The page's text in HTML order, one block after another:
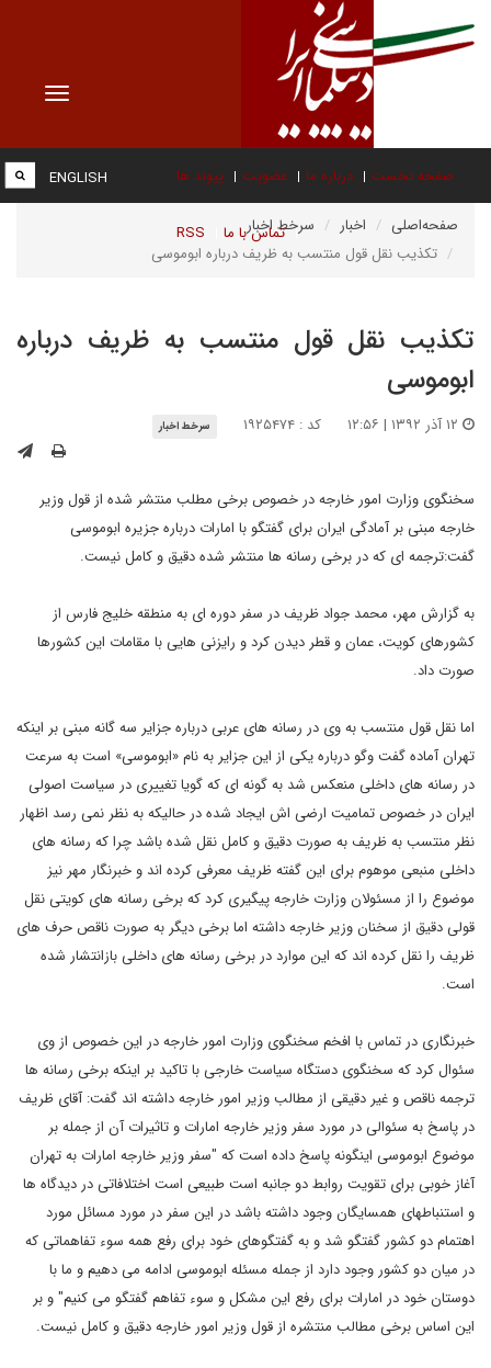
Toggle
صفحه نخست درباره ما عضویت پیوند ها
تماس با ما RSS
ENGLISH
صفحه‌اصلی اخبار
سرخط اخبار
تکذیب نقل قول منتسب به ظریف درباره ابوموسی
تکذیب نقل قول منتسب به ظریف درباره
ابوموسی
کد : ۱۹۲۵۴۷۴ سرخط اخبار
سخنگوی وزارت امور خارجه در خصوص برخی مطلب منتشر شده از قول وزیر
خارجه مبنی بر آمادگی ایران برای گفتگو با امارات درباره جزیره ابوموسی
گفت:ترجمه ای که در برخی رسانه ها منتشر شده دقیق و کامل نیست.
به گزارش مهر، محمد جواد ظریف در سفر دوره ای به منطقه خلیج فارس از
کشورهای کویت، عمان و قطر دیدن کرد و رایزنی هایی با مقامات این کشورها
صورت داد.
اما نقل قول منتسب به وی در رسانه های عربی درباره جزایر سه گانه مبنی بر اینکه
تهران آماده گفت وگو درباره یکی از این جزایر به نام «ابوموسی» است به سرعت
در رسانه های داخلی منعکس شد به گونه ای که گویا تغییری در سیاست اصولی
ایران در خصوص تمامیت ارضی اش ایجاد شده در حالیکه به نظر نمی رسد اظهار
نظر منتسب به ظریف به صورت دقیق و کامل نقل شده باشد چرا که رسانه های
داخلی منبعی موهوم برای این گفته ظریف معرفی کرده اند و خبرنگار مهر نیز
موضوع را از مسئولان وزارت خارجه پیگیری کرد که برخی رسانه های کویتی نقل
قولی دقیق از سخنان وزیر خارجه داشته اما برخی دیگر به صورت ناقص حرف های
ظریف را نقل کرده اند که این موارد در برخی رسانه های داخلی بازانتشار شده
است.
خبرنگاری در تماس با افخم سخنگوی وزارت امور خارجه در این خصوص از وی
سئوال کرد که سخنگوی دستگاه سیاست خارجی با تاکید بر اینکه برخی رسانه ها
ترجمه ناقص و غیر دقیقی از مطالب وزیر امور خارجه داشته اند گفت: آقای ظریف
در پاسخ به سئوالی در مورد سفر وزیر خارجه امارات و تاثیرات آن از جمله بر
موضوع ابوموسی اینگونه پاسخ داده است که "سفر وزیر خارجه امارات به تهران
آغاز خوبی برای تقویت روابط دو جانبه است طبیعی است اختلافاتی در دیدگاه ها
و استنباطهای همسایگان وجود داشته باشد در این سفر در مورد مسائل مورد
اهتمام دو کشور گفتگو شد و به گفتگوهای خود برای رفع همه سوء تفاهماتی که
در میان دو کشور وجود دارد از جمله مسئله ابوموسی ادامه می دهیم و ما با
دوستان خود در امارات برای رفع این مشکل و سوء تفاهم گفتگو می کنیم" و بر
این اساس برخی مطالب منتشره از قول وزیر امور خارجه دقیق و کامل نیست.